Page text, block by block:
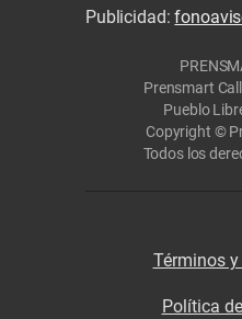
Publicidad:
Prensmart
Pueblo
Copyright ©
Todos los
Términos
Política